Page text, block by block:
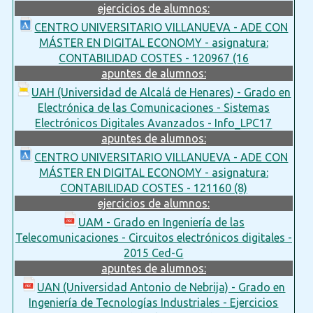
ejercicios de alumnos:
CENTRO UNIVERSITARIO VILLANUEVA - ADE CON
MÁSTER EN DIGITAL ECONOMY - asignatura:
CONTABILIDAD COSTES - 120967 (16
apuntes de alumnos:
UAH (Universidad de Alcalá de Henares) - Grado en
Electrónica de las Comunicaciones - Sistemas
Electrónicos Digitales Avanzados - Info_LPC17
apuntes de alumnos:
CENTRO UNIVERSITARIO VILLANUEVA - ADE CON
MÁSTER EN DIGITAL ECONOMY - asignatura:
CONTABILIDAD COSTES - 121160 (8)
ejercicios de alumnos:
UAM - Grado en Ingeniería de las
Telecomunicaciones - Circuitos electrónicos digitales -
2015 Ced-G
apuntes de alumnos:
UAN (Universidad Antonio de Nebrija) - Grado en
Ingeniería de Tecnologías Industriales - Ejercicios